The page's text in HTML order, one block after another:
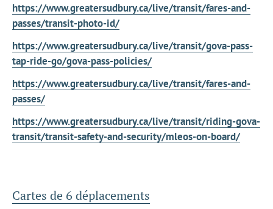
https://www.greatersudbury.ca/live/transit/fares-and-
passes/transit-photo-id/
https://www.greatersudbury.ca/live/transit/gova-pass-
tap-ride-go/gova-pass-policies/
https://www.greatersudbury.ca/live/transit/fares-and-
passes/
https://www.greatersudbury.ca/live/transit/riding-gova-
transit/transit-safety-and-security/mleos-on-board/
Cartes de 6 déplacements